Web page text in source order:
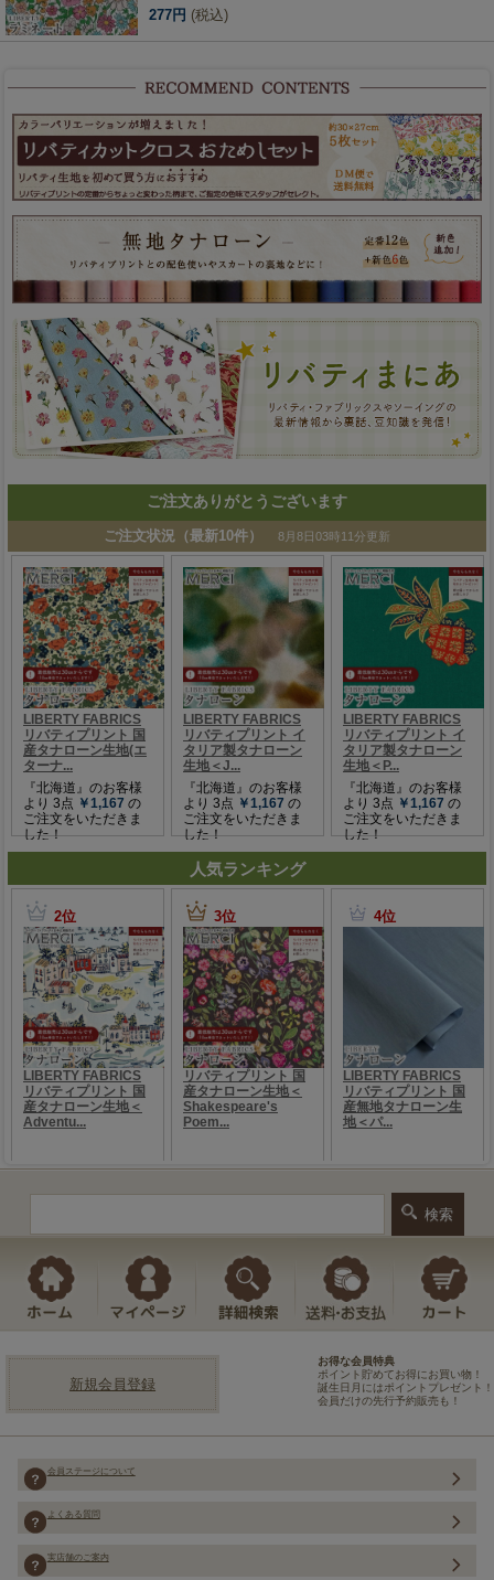
277円 (税込)
ご注文ありがとうございます
人気ランキング
新規会員登録
お得な会員特典
ポイント貯めてお得にお買い物！
誕生日月にはポイントプレゼント！
会員だけの先行予約販売も！
会員ステージについて
よくある質問
実店舗のご案内